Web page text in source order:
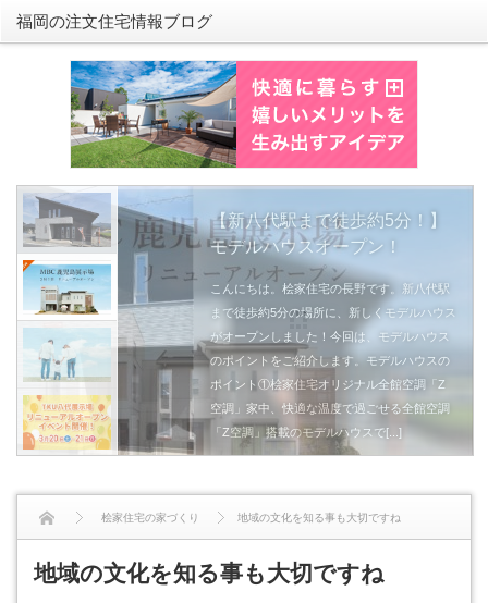
福岡の注文住宅情報ブログ
こんにちは。桧家住宅の長
まで徒歩約5分の場所に、
がオープンしました！今回
のポイントをご紹介します
ポイント①桧家住宅オリジ
空調」家中、快適な温度で
「Z空調」搭載のモデルハ
桧家住宅の家づくり 地域の文化を知る事も大切ですね
地域の文化を知る事も大切ですね